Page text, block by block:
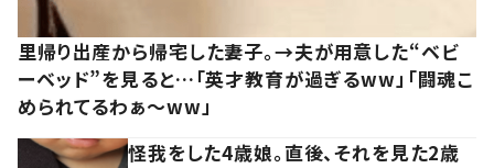
里帰り出産から帰宅した妻子。→夫が用意した“ベビ
ーベッド”を見ると…「英才教育が過ぎるww」「闘魂こ
められてるわぁ～ww」
怪我をした4歳娘。直後、それを見た2歳